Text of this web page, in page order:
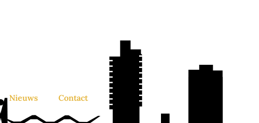
Nieuws Contact